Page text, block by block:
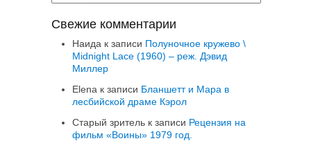
Свежие комментарии
Наида к записи Полуночное кружево \
Midnight Lace (1960) – реж. Дэвид
Миллер
Elena к записи Бланшетт и Мара в
лесбийской драме Кэрол
Старый зритель к записи Рецензия на
фильм «Воины» 1979 год.